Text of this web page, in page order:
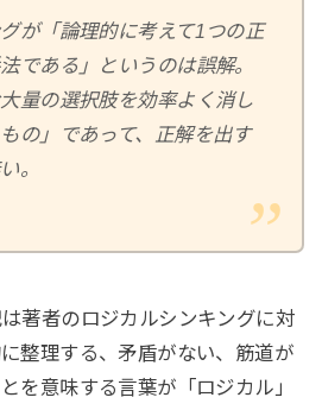
が「論理的に考えて1つの正
である」というのは誤解。
量の選択肢を効率よく消し
の」であって、正解を出す
。
著者のロジカルシンキングに対
整理する、矛盾がない、筋道が
を意味する言葉が「ロジカル」